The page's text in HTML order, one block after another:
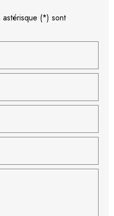
astérisque (*) sont